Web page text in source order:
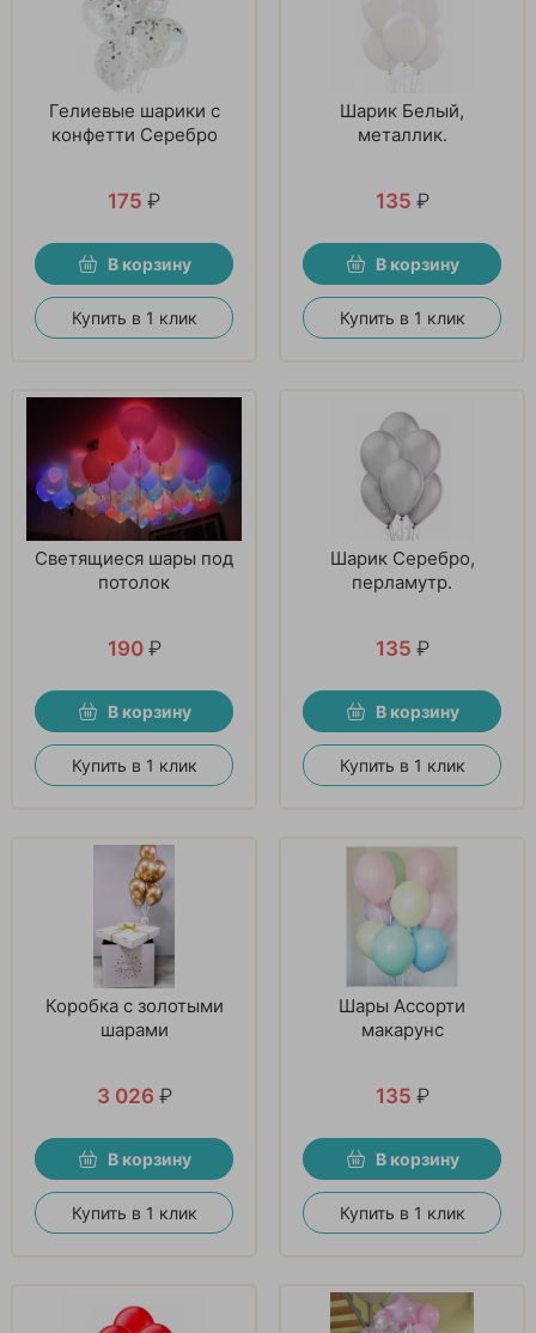
Гелиевые шарики с
конфетти Серебро
175 ₽
В корзину
Купить в 1 клик
Шарик Белый,
металлик.
135 ₽
В корзину
Купить в 1 клик
Светящиеся шары под
потолок
190 ₽
В корзину
Купить в 1 клик
Шарик Серебро,
перламутр.
135 ₽
В корзину
Купить в 1 клик
Коробка с золотыми
шарами
3 026 ₽
В корзину
Купить в 1 клик
Шары Ассорти
макарунс
135 ₽
В корзину
Купить в 1 клик